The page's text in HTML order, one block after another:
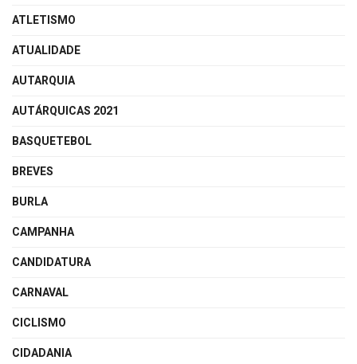
ATLETISMO
ATUALIDADE
AUTARQUIA
AUTÁRQUICAS 2021
BASQUETEBOL
BREVES
BURLA
CAMPANHA
CANDIDATURA
CARNAVAL
CICLISMO
CIDADANIA